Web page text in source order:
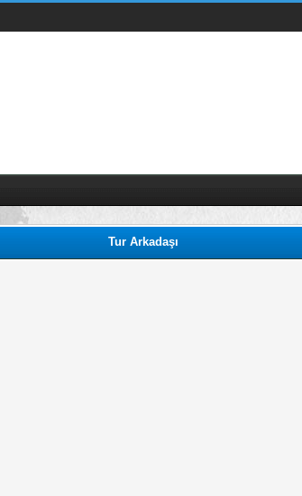
Tur Arkadaşı